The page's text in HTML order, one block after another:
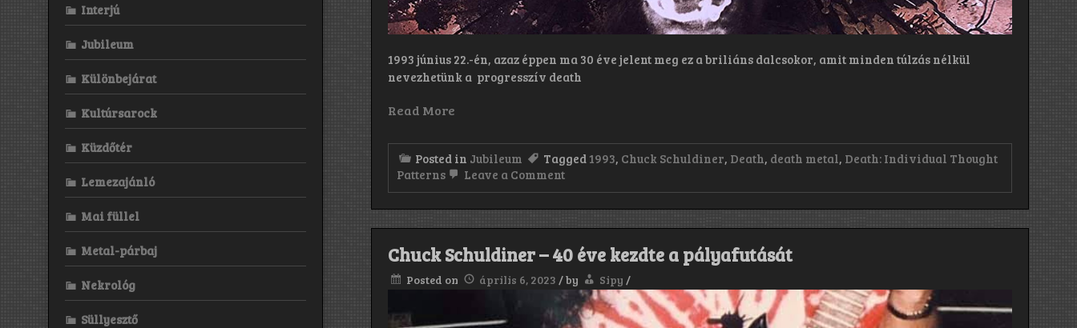
1993 június 22.-én, azaz éppen ma 30 éve jelent meg ez a briliáns dalcsokor, amit minden túlzás nélkül
nevezhetünk a progresszív death
Read More
Posted in Jubileum Tagged 1993, Chuck Schuldiner, Death, death metal, Death: Individual Thought
Patterns
Leave a Commenton
Thought
Patterns
Chuck Schuldiner – 40 éve kezdte a pályafutását
Posted on április 6, 2023 /by Sipy /
Interjú
Jubileum
Különbejárat
Kultúrsarock
Küzdőtér
Lemezajánló
Mai füllel
Metal-párbaj
Nekrológ
Süllyesztő